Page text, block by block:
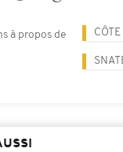
à propos de